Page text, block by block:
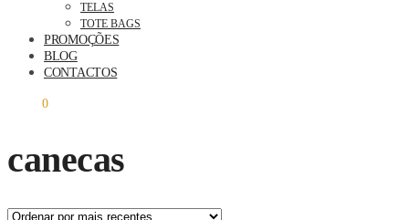
TELAS
TOTE BAGS
PROMOÇÕES
BLOG
CONTACTOS
0
canecas